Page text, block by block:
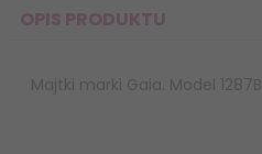
OPIS PRODUKTU
Majtki marki Gaia. Model